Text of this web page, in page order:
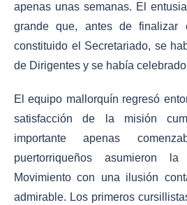
apenas unas semanas. El
grande que, antes de
constituido el Secretariado, se
de Dirigentes y se había
El equipo mallorquín regresó
satisfacción de la misión
importante apenas
puertorriqueños asumieron la
Movimiento con una ilusión
admirable. Los primeros